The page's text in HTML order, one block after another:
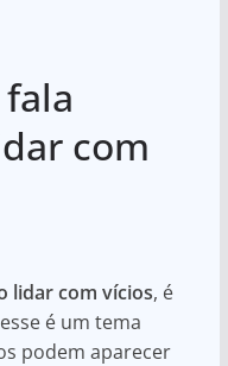
com
lidar com vícios, é
é um tema
podem aparecer